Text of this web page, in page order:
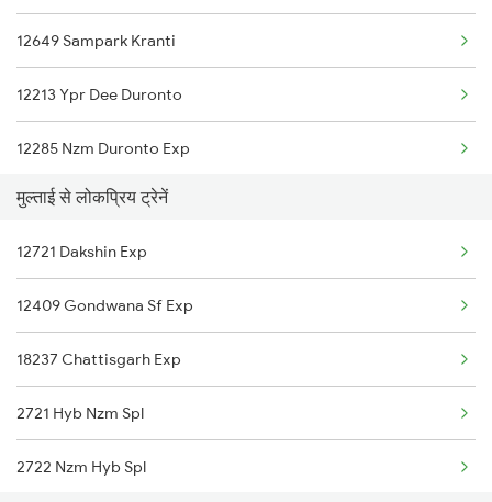
Multai to Bina Trains
12649 Sampark Kranti
12213 Ypr Dee Duronto
12285 Nzm Duronto Exp
12721 Dakshin Exp
2085 Sbp Ned Spl
2086 Ned Sbp Spl
2203 Vskp Sc Ac Spl
2204 Sc Vskp Spl
2235 Sc Ltt Spl
मुल्ताई से लोकप्रिय ट्रेनें
12721 Dakshin Exp
12409 Gondwana Sf Exp
18237 Chattisgarh Exp
2721 Hyb Nzm Spl
2722 Nzm Hyb Spl